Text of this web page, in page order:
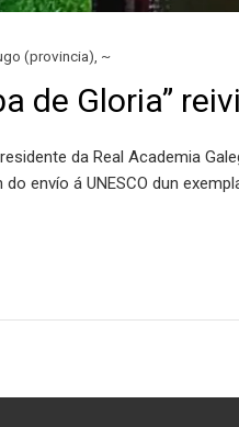
(provincia) ~
de Gloria”
da Real Academia
do envío á UNESCO dun